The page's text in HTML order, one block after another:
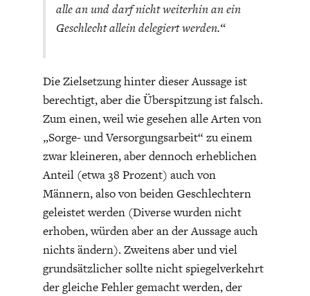
alle an und darf nicht weiterhin an ein
Geschlecht allein delegiert werden.“
Die Zielsetzung hinter dieser Aussage ist
berechtigt, aber die Überspitzung ist falsch.
Zum einen, weil wie gesehen alle Arten von
„Sorge- und Versorgungsarbeit“ zu einem
zwar kleineren, aber dennoch erheblichen
Anteil (etwa 38 Prozent) auch von
Männern, also von beiden Geschlechtern
geleistet werden (Diverse wurden nicht
erhoben, würden aber an der Aussage auch
nichts ändern). Zweitens aber und viel
grundsätzlicher sollte nicht spiegelverkehrt
der gleiche Fehler gemacht werden, der